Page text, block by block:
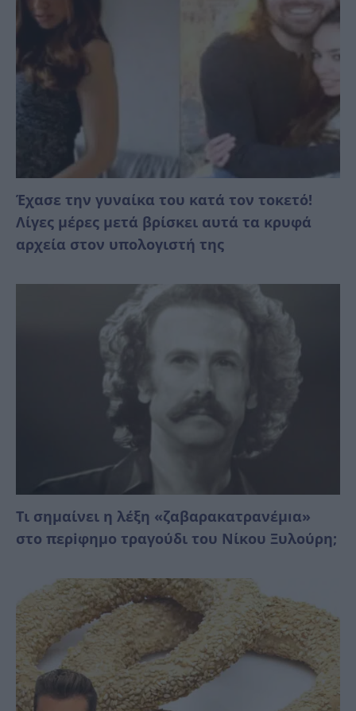
Έχασε την γυναίκα του κατά τον τοκετό!
Λίγες μέρες μετά βρίσκει αυτά τα κρυφά
αρχεία στον υπολογιστή της
Τι σημαίνει η λέξη «ζαβαρακατρανέμıα»
στο περiφημο τραγούδι του Νίκου Ξυλούρη;